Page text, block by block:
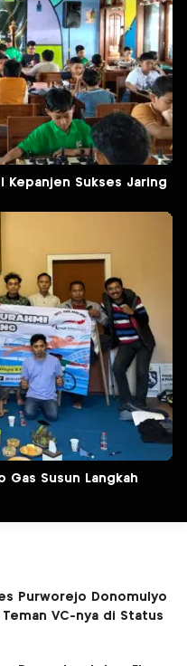
Kepanjen Sukses Jaring
Gas Susun Langkah
Purworejo Donomulyo
VC-nya di Status